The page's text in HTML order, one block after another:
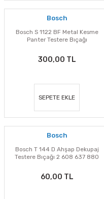
Bosch
Bosch S 1122 BF Metal Kesme
Panter Testere Bıçağı
300,00 TL
SEPETE EKLE
Bosch
Bosch T 144 D Ahşap Dekupaj
Testere Bıçağı 2 608 637 880
60,00 TL